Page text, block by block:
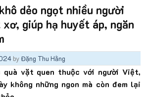
dẻo ngọt nhiều người
giúp hạ huyết áp, ngăn
byĐặng Thu Hằng
vặt quen thuộc với người Việt,
không những ngon mà còn đem lại